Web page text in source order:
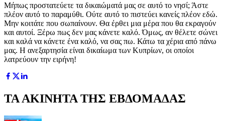
Μήπως προστατεύετε τα δικαιώματά μας σε αυτό το νησί; Άστε
πλέον αυτό το παραμύθι. Ούτε αυτό το πιστεύει κανείς πλέον εδώ.
Μην κοιτάτε που σωπαίνουν. Θα έρθει μια μέρα που θα εκραγούν
και αυτοί. Ξέρω πως δεν μας κάνετε καλό. Όμως, αν θέλετε σώνει
και καλά να κάνετε ένα καλό, να σας πω. Κάτω τα χέρια από πάνω
μας. Η ανεξαρτησία είναι δικαίωμα των Κυπρίων, οι οποίοι
λατρεύουν την ειρήνη!
ΤΑ ΑΚΙΝΗΤΑ ΤΗΣ ΕΒΔΟΜΑΔΑΣ